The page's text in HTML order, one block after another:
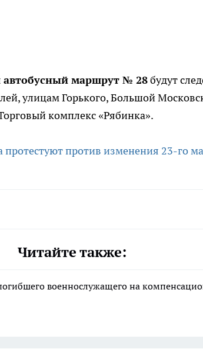
маршрут № 28будут
улицам Горького, Большой
комплекс «Рябинка».
протестуют против изменения 23-го
Читайте также:
военнослужащего на